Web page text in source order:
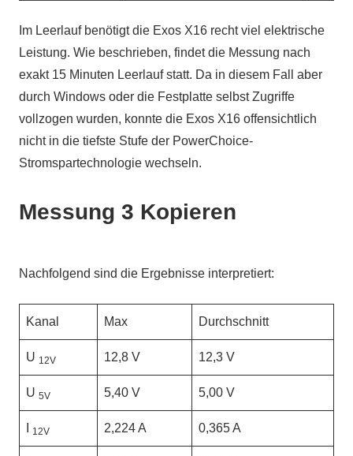
Im Leerlauf benötigt die Exos X16 recht viel elektrische
Leistung. Wie beschrieben, findet die Messung nach
exakt 15 Minuten Leerlauf statt. Da in diesem Fall aber
durch Windows oder die Festplatte selbst Zugriffe
vollzogen wurden, konnte die Exos X16 offensichtlich
nicht in die tiefste Stufe der PowerChoice-
Stromspartechnologie wechseln.
Messung 3 Kopieren
Nachfolgend sind die Ergebnisse interpretiert:
Kanal Max Durchschnitt
U 12V 12,8 V 12,3 V
U 5V 5,40 V 5,00 V
12V 2,224 A 0,365 A